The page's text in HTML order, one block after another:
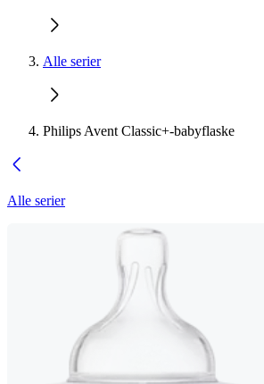
Alle serier
Philips Avent Classic+-babyflaske
Alle serier